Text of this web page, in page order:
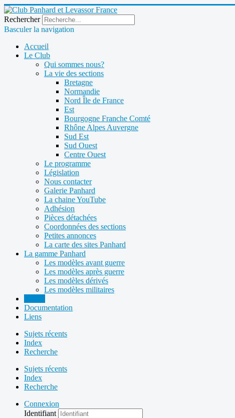
Rechercher
Basculer la navigation
Accueil
Le Club
Qui sommes nous?
La vie des sections
Bretagne
Normandie
Nord Île de France
Est
Bourgogne Franche Comté
Rhône Alpes Auvergne
Sud Est
Sud Ouest
Centre Ouest
Le programme
Législation
Nous contacter
Galerie Panhard
La chaine YouTube
Adhésion
Pièces détachées
Coordonnées des sections
Petites annonces
La carte des sites Panhard
La gamme Panhard
Les modèles avant guerre
Les modèles après guerre
Les modèles dérivés
Les modèles militaires
Documentation
Liens
Sujets récents
Index
Recherche
Sujets récents
Index
Recherche
Connexion
Identifiant